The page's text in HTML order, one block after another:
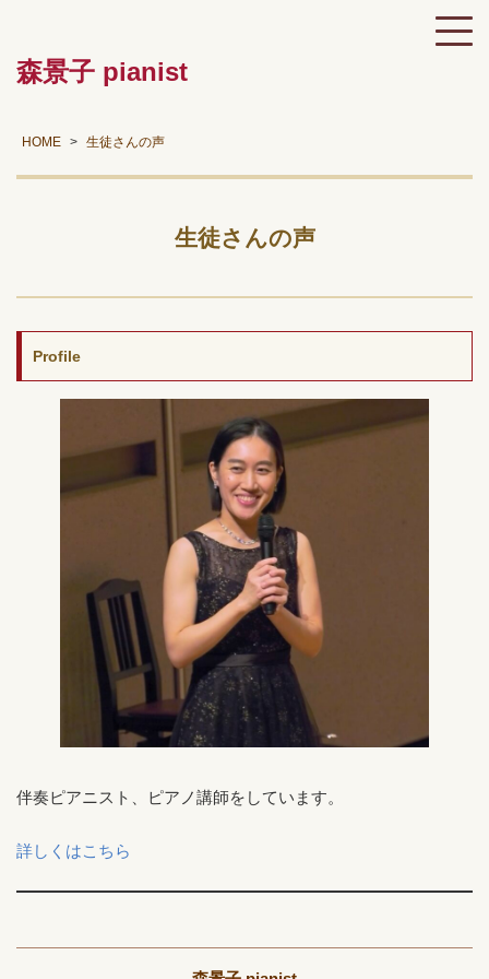
森景子 pianist
HOME 生徒さんの声
生徒さんの声
Profile
伴奏ピアニスト、ピアノ講師をしています。
詳しくはこちら